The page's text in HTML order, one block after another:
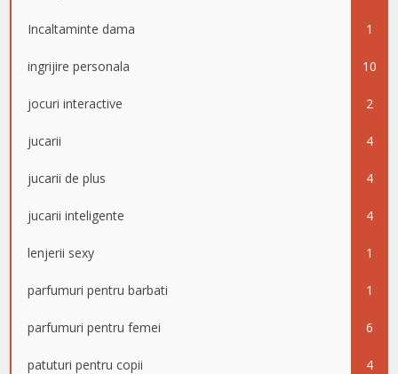
Incaltaminte dama 1
ingrijire personala 10
jocuri interactive 2
jucarii 4
jucarii de plus 4
jucarii inteligente 4
lenjerii sexy 1
parfumuri pentru barbati 1
parfumuri pentru femei 6
patuturi pentru copii 4